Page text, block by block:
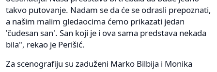
takvo putovanje. Nadam se da će se odrasli prepoznati,
a našim malim gledaocima ćemo prikazati jedan
'čudesan san'. San koji je i ova sama predstava nekada
bila", rekao je Perišić.
Za scenografiju su zaduženi Marko Bilbija i Monika